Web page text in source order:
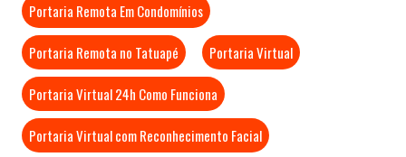
Portaria Remota Em Condomínios
Portaria Remota no Tatuapé Portaria Virtual
Portaria Virtual 24h Como Funciona
Portaria Virtual com Reconhecimento Facial